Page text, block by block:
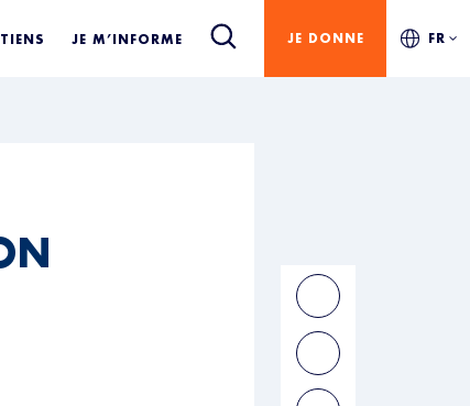
JE M’INFORME JE DONNE FR